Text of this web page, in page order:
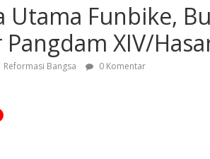
Utama Funbike,
Pangdam XIV/
Reformasi Bangsa 0 Komentar